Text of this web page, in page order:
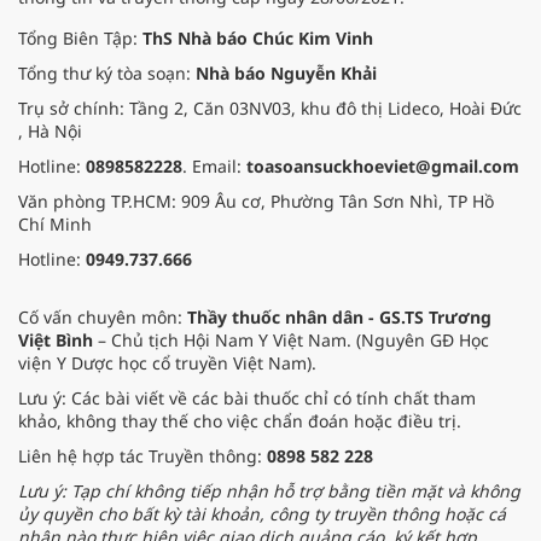
pháp Nam y thuần Việt, giúp xoa
dịu cơn đau và nâng cao sức khỏe
cho các cựu chiến binh trước sự
thay đổi đột ngột của thời tiết.
Tổng Biên Tập: ThS Nhà báo Chúc Kim Vinh
Tổng thư ký tòa soạn: Nhà báo Nguyễn Khải
Trụ sở chính: Tầng 2, Căn 03NV03, khu đô thị Lideco, Hoài Đức
, Hà Nội
Hotline: 0898582228. Email: toasoansuckhoeviet@gmail.com
Văn phòng TP.HCM: 909 Âu cơ, Phường Tân Sơn Nhì, TP Hồ
Chí Minh
Hotline: 0949.737.666
Cố vấn chuyên môn: Thầy thuốc nhân dân - GS.TS Trương
Việt Bình – Chủ tịch Hội Nam Y Việt Nam. (Nguyên GĐ Học
viện Y Dược học cổ truyền Việt Nam).
Lưu ý: Các bài viết về các bài thuốc chỉ có tính chất tham
khảo, không thay thế cho việc chẩn đoán hoặc điều trị.
Liên hệ hợp tác Truyền thông: 0898 582 228
Lưu ý: Tạp chí không tiếp nhận hỗ trợ bằng tiền mặt và không
ủy quyền cho bất kỳ tài khoản, công ty truyền thông hoặc cá